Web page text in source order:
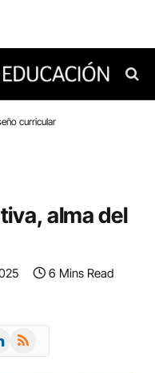
curricular
alma del
6 Mins Read
RSS